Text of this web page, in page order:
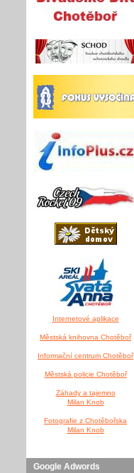
Internetové aplikace
Městská knihovna Chotěboř
Informační centrum Chotěboř
Městská policie Chotěboř
Záhady a tajemno
Milan Knob
Fotografie z Chotěbořska
Milan Knob
Google Adwords